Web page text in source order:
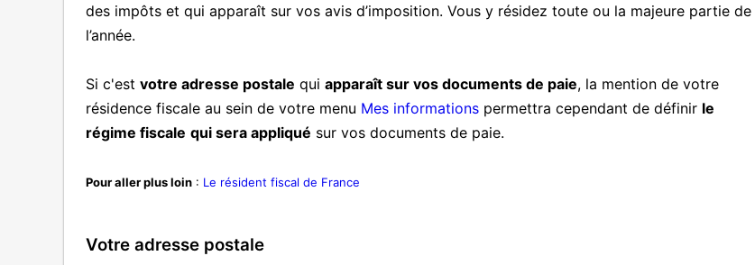
des impôts et qui apparaît sur vos avis d’imposition. Vous y résidez toute ou la majeure partie de
l’année.
Si c'estvotre adresse postale quiapparaît sur vos documents de paie, la mention de votre
résidence fiscale au sein de votre menu Mes informations permettra cependant de définir le
régime fiscale qui sera appliqué sur vos documents de paie.
Pour aller plus loin : Le résident fiscal de France
Votre adresse postale